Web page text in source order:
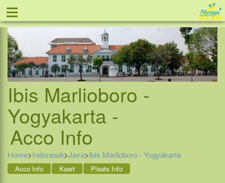
≡ Tel: 088 - 81 11 999
Ibis Marlioboro -
Yogyakarta -
Acco Info
Home>Indonesië>Java>Ibis Marlioboro - Yogyakarta
Acco Info Kaart Plaats Info